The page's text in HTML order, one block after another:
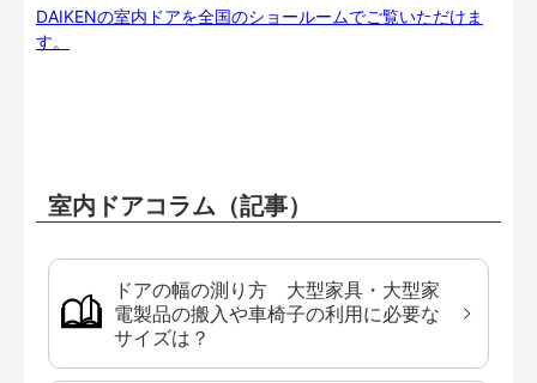
DAIKENの室内ドアを全国のショールームでご覧いただけま
す。
室内ドアコラム（記事）
ドアの幅の測り方 大型家具・大型家
電製品の搬入や車椅子の利用に必要な
サイズは？